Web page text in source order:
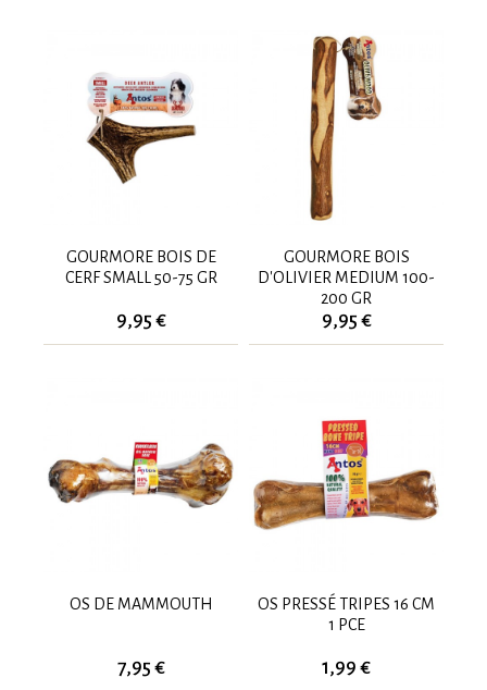
GOURMORE BOIS DE
CERF SMALL 50-75 GR
9,95 €
GOURMORE BOIS
D'OLIVIER MEDIUM 100-
200 GR
9,95 €
OS DE MAMMOUTH
7,95 €
OS PRESSÉ TRIPES 16 CM
1 PCE
1,99 €